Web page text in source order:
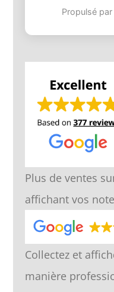
Propulsé
Plus de ventes
affichant vos
Collectez et
manière